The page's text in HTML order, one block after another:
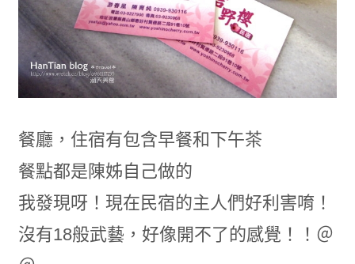
餐廳，住宿有包含早餐和下午茶
餐點都是陳姊自己做的
我發現呀！現在民宿的主人們好利害唷！
沒有18般武藝，好像開不了的感覺！！＠